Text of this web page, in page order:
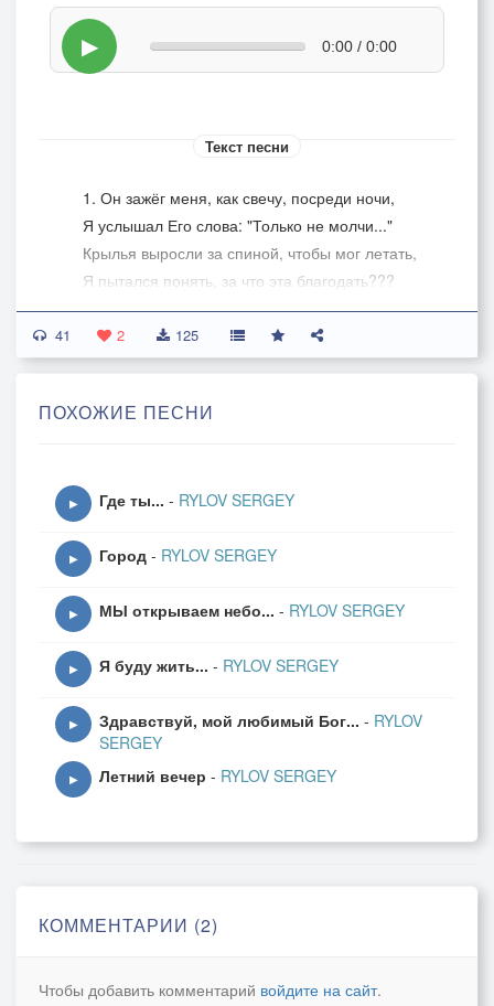
▶ 0:00 / 0:00
Текст песни
1. Он зажёг меня, как свечу, посреди ночи,
Я услышал Его слова: "Только не молчи..."
Крылья выросли за спиной, чтобы мог летать,
Я пытался понять, за что эта благодать???
Пр.: Грех мой прощён и смерть побеждена,
Мёртв был мой дух, но однажды воскрес,
Милость Его во веки веков!!!
Милость Его над всею землёй!!!
Так по милости зажигал Бог сердца людей,
Чтобы все, кто увидит свет, верили Ему!!!
Ему!!!
Он зажёг меня как свечу, посреди ночи,
Я услышал Его слова: "Только не молчи..."
41 2 125
ПОХОЖИЕ ПЕСНИ
▶ Где ты... - RYLOV SERGEY
▶ Город - RYLOV SERGEY
▶ МЫ открываем небо... - RYLOV SERGEY
▶ Я буду жить... - RYLOV SERGEY
▶ Здравствуй, мой любимый Бог... - RYLOV
SERGEY
▶ Летний вечер - RYLOV SERGEY
КОММЕНТАРИИ (2)
Чтобы добавить комментарий войдите на сайт.